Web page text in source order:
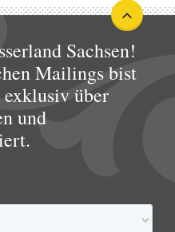
Sachsen!
Mailings bist
über
und